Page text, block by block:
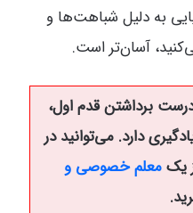
به دلیل شباهت‌ها و
آسان‌تر است.
درست برداشتن قدم اول،
دارد. می‌توانید در
یکمعلم خصوصی و